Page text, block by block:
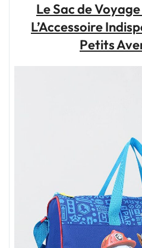
Le Sac de
L’Accessoire
Petits